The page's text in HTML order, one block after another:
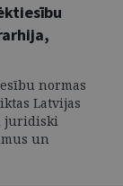
normas
Latvijas
juridiski
un